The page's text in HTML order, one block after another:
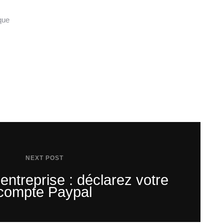
NEXT POST
: déclarez votre
Paypal